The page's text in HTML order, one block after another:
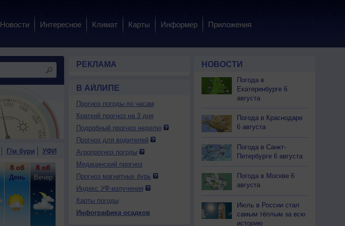
Новости Интересное Климат Карты Информер Приложения
Г/м бури УФИ
8 сб
День
8 сб
Вечер
9 вс
Ночь
9 вс
Утро
9 вс
День
9 вс
Вечер День Вечер Ночь Утро
РЕКЛАМА
В АЙЛИПЕ
Прогноз погоды по часам
Краткий прогноз на 3 дня
Подробный прогноз неделю
Прогноз для водителей
Агропрогноз погоды
Медицинский прогноз
Прогноз магнитных бурь
Индекс УФ-излучения
Карты погоды
Инфографика осадков
НОВОСТИ
Погода в
Екатеринбурге 6
августа
Погода в Краснодаре
6 августа
Погода в Санкт-
Петербурге 6 августа
Погода в Москве 6
августа
Июль в России стал
самым тёплым за всю
историю